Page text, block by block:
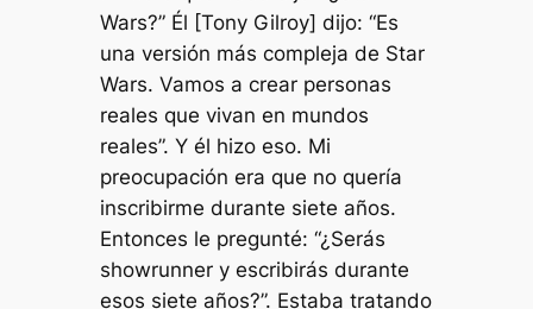
Wars?” Él [Tony Gilroy] dijo: “Es
una versión más compleja de Star
Wars. Vamos a crear personas
reales que vivan en mundos
reales”. Y él hizo eso. Mi
preocupación era que no quería
inscribirme durante siete años.
Entonces le pregunté: “¿Serás
showrunner y escribirás durante
esos siete años?”. Estaba tratando